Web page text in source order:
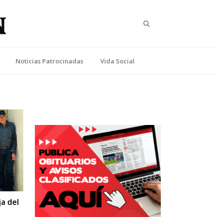
Noticias Patrocinadas Vida Social
del